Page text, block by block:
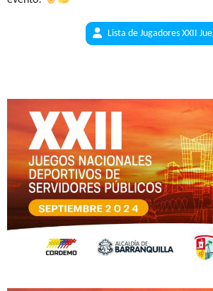
Lista de Jugadores XXII